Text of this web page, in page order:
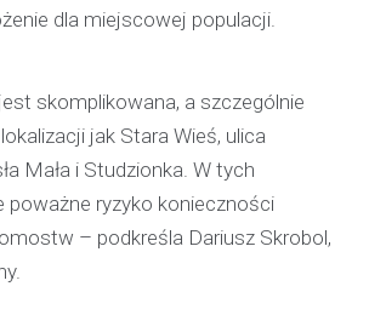
dla miejscowej populacji.
skomplikowana, a szczególnie
jak Stara Wieś, ulica
Mała i Studzionka. W tych
poważne ryzyko konieczności
– podkreśla Dariusz Skrobol,